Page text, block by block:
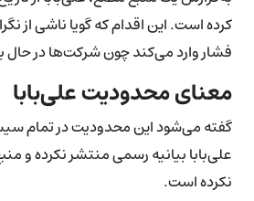
کرده است. این اقدام که گویا ناشی از
فشار وارد می‌کند چون شرکت‌ها در
معنای محدودیت علی‌بابا
گفته می‌شود این محدودیت در تمام
علی‌بابا بیانیه رسمی منتشر نکرده و
نکرده است.